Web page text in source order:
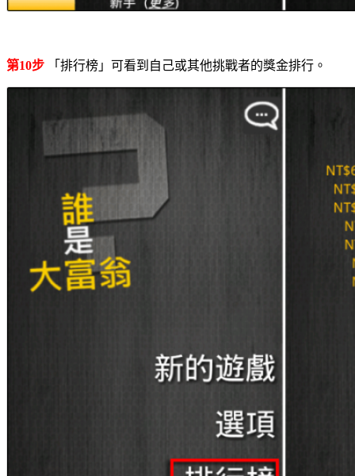
第10步 「排行榜」可看到自己或其他挑戰者的獎金排行。